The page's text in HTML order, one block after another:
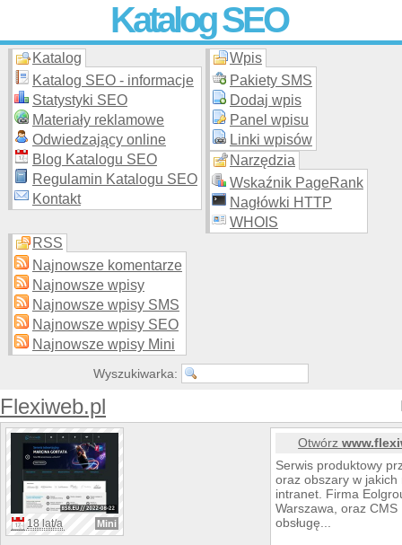
Katalog SEO
Skuteczna i promocja stron WWW –
moderowanego katalogu za darmo!
Katalog
Katalog SEO - informacje
Statystyki SEO
Materiały reklamowe
Odwiedzający online
Blog Katalogu SEO
Regulamin Katalogu SEO
Kontakt
Wpis
Pakiety SMS
Dodaj wpis
Panel wpisu
Linki wpisów
Narzędzia
Wskaźnik PageRank
Nagłówki HTTP
WHOIS
RSS
Najnowsze komentarze
Najnowsze wpisy
Najnowsze wpisy SMS
Najnowsze wpisy SEO
Najnowsze wpisy Mini
Wyszukiwarka:
Flexiweb.pl
18 lat/a Mini
Otwórz
Serwis produktowy
oraz obszary w
intranet. Firma
Warszawa, oraz
obsługę...